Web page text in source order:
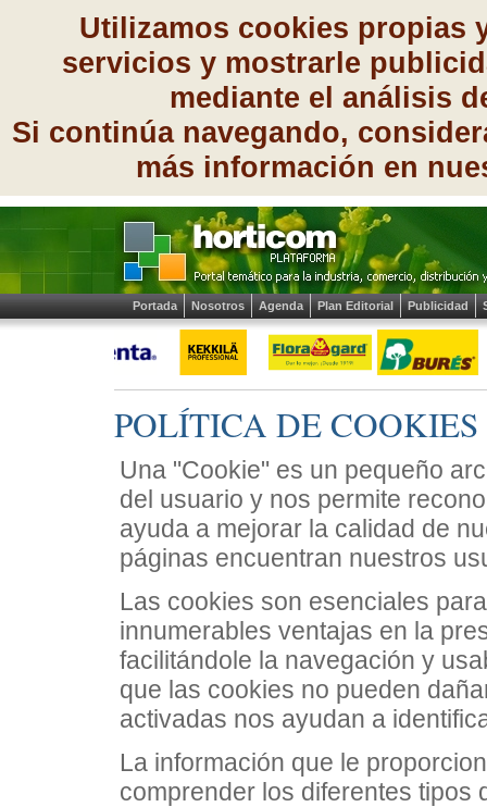
Utilizamos cookies propias
servicios y mostrarle
mediante el análisis
Si continúa navegando,
más información en
Portada Nosotros Agenda Plan Editorial Publicidad
POLÍTICA DE COOKIES
Una "Cookie" es un pequeño
del usuario y nos permite
ayuda a mejorar la calidad de
páginas encuentran nuestros
Las cookies son esenciales
innumerables ventajas en la
facilitándole la navegación y
que las cookies no pueden
activadas nos ayudan a
La información que le
comprender los diferentes tipos